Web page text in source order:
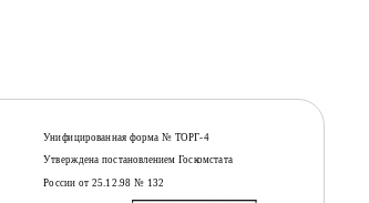
Унифицированная форма № ТОРГ-4
Утверждена постановлением Госкомстата
России от 25.12.98 № 132